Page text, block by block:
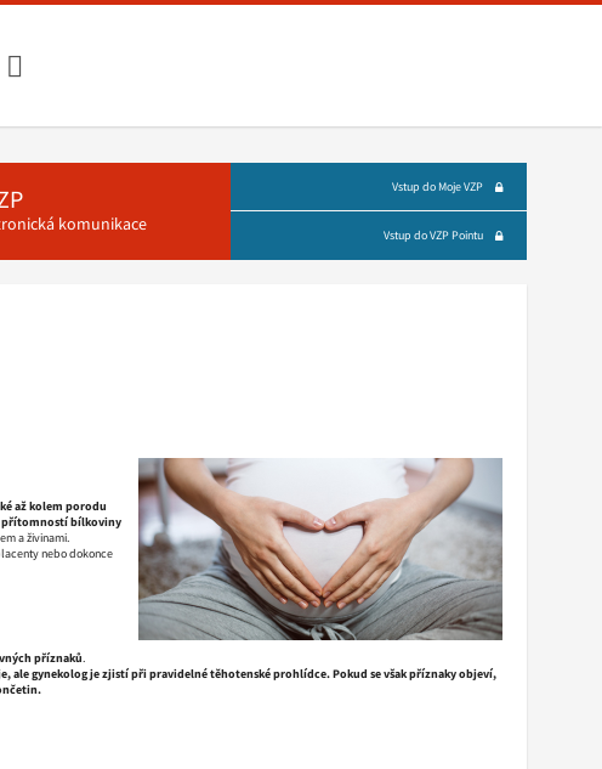
komunikace
Vstup do Moje VZP
Vstup do VZP Pointu
až kolem porodu
přítomností bílkoviny
a živinami.
nebo dokonce
příznaků.
ale gynekolog je zjistí při pravidelné těhotenské prohlídce.Pokud se však příznaky objeví,